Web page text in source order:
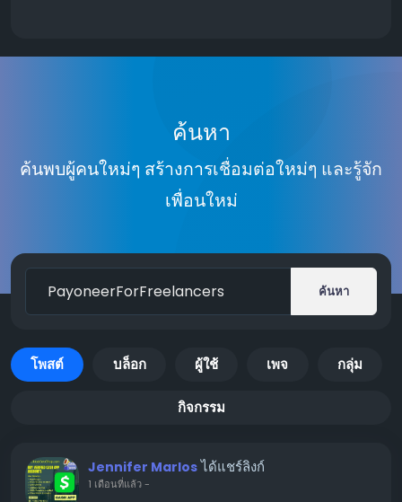
ค้นหา
ค้นพบผู้คนใหม่ๆ สร้างการเชื่อมต่อใหม่ๆ และรู้จัก
เพื่อนใหม่
ค้นหา
โพสต์ บล็อก ผู้ใช้ เพจ กลุ่ม
กิจกรรม
Jennifer Marlos ได้แชร์ลิงก์
1 เดือนที่แล้ว-